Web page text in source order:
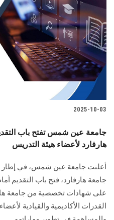
سجل
2025-10-03
جامعة عين شمس تفتح باب
هارفارد لأعضاء هيئة التدريس
أعلنت جامعة عين شمس، في إطار
جامعة هارفارد، فتح باب التقديم
على شهادات تخصصية من جامعة
القدرات الأكاديمية والقيادية